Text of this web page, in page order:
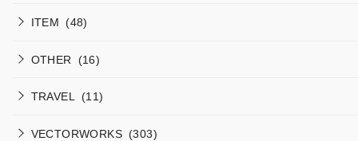
ITEM (48)
OTHER (16)
TRAVEL (11)
VECTORWORKS (303)